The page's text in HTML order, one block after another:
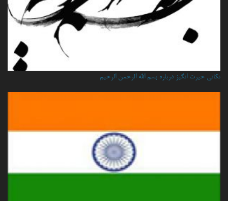
نكاتي حيرت انگيز درباره بسم الله الرحمن الرحيم